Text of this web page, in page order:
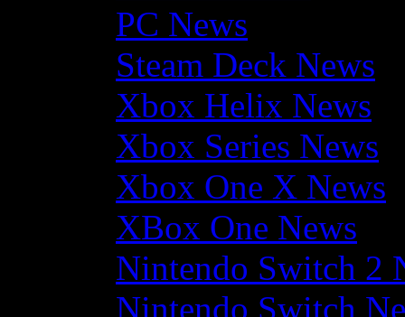
PC News
Steam Deck News
Xbox Helix News
Xbox Series News
Xbox One X News
XBox One News
Nintendo Switch 2
Nintendo Switch